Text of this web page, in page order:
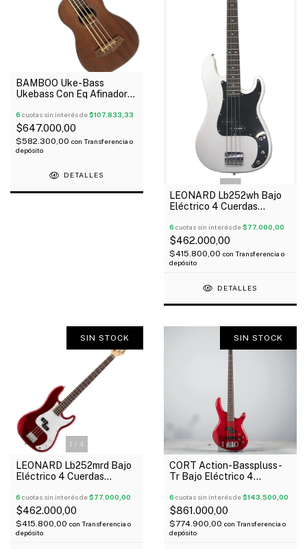
BAMBOO Uke-Bass
Ukebass Con Eq Afinador
Abierta Funda
6 cuotas sin interés de$107.833,33
$647.000,00
$582.300,00 con Transferencia o
depósito
DETALLES
1/2
LEONARD Lb252wh Bajo
Eléctrico 4 Cuerdas
6 cuotas sin interés de$77.000,00
$462.000,00
$415.800,00 con Transferencia o
depósito
DETALLES
1 / 4
SIN STOCK
LEONARD Lb252mrd Bajo
Eléctrico 4 Cuerdas
6 cuotas sin interés de$77.000,00
$462.000,00
$415.800,00 con Transferencia o
depósito
1 /10
SIN STOCK
CORT Action-Basspluss-
Tr Bajo Eléctrico 4
Presicion Jazz Bass
6 cuotas sin interés de$143.500,00
$861.000,00
$774.900,00 con Transferencia o
depósito